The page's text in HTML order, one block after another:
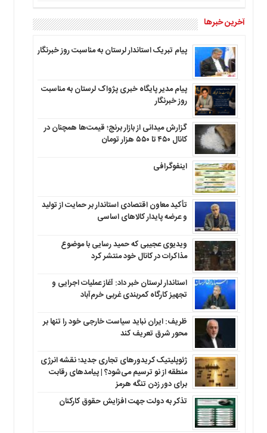
آخرین خبرها
پیام تبریک استاندار لرستان به‌ مناسبت روز خبرنگار
پیام مدیر پایگاه خبری پژواک لرستان به مناسبت
روز خبرنگار
گزارش میدانی از بازار برنج؛ قیمت‌ها همچنان در
کانال ۴۵۰ تا ۵۵۰ هزار تومان
اینفوگرافی
تأکید معاون اقتصادی استاندار بر حمایت از تولید
و عرضه پایدار کالاهای اساسی
ویدیوی عجیبی که حمید رسایی با موضوع
مذاکرات در کانال خود منتشر کرد
استاندار لرستان خبر داد: آغاز عملیات اجرایی و
تجهیز کارگاه کمربندی غربی خرم‌آباد
ظریف: ایران نباید سیاست خارجی خود را تنها بر
محور شرق تعریف کند
ژئوپلیتیک کریدورهای تجاری جدید؛ نقشه انرژی
منطقه‌ از نو ترسیم می‌شود؟ | پیامدهای رقابت
برای دور زدن تنگه هرمز
تذکر به دولت جهت افزایش حقوق کارکنان ‌